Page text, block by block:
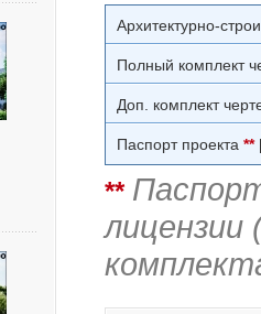
Архитектурно-
Полный комплект
Доп. комплект
Паспорт проекта **
**
лицензии